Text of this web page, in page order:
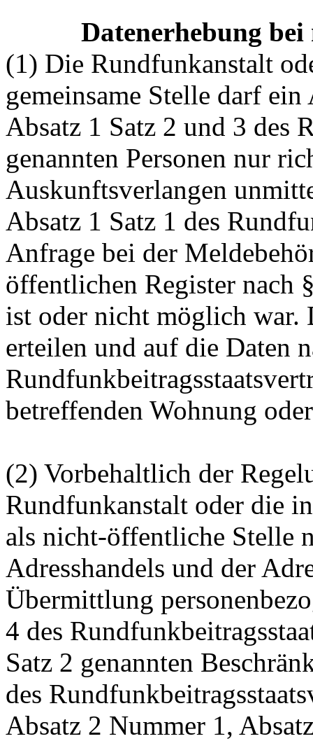
Datenerhebung
(1) Die Rundfunkanstalt
gemeinsame Stelle darf
Absatz 1 Satz 2 und 3 des
genannten Personen nur
Auskunftsverlangen
Absatz 1 Satz 1 des
Anfrage bei der
öffentlichen Register nach
ist oder nicht möglich
erteilen und auf die Daten
betreffenden Wohnung
(2) Vorbehaltlich der
Rundfunkanstalt oder die
als nicht-öffentliche Stelle
Adresshandels und der
Übermittlung
4 des
Satz 2 genannten
des
Absatz 2 Nummer 1,